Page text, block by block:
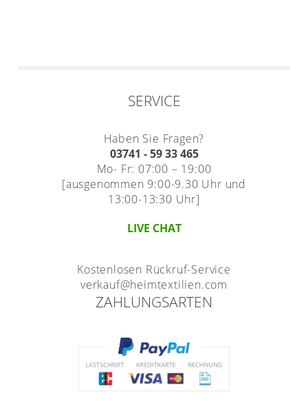
SERVICE
Haben Sie Fragen?
03741 - 59 33 465
Mo- Fr: 07:00 – 19:00
[ausgenommen 9:00-9.30 Uhr und
13:00-13:30 Uhr]
LIVE CHAT
Kostenlosen Rückruf-Service
verkauf@heimtextilien.com
ZAHLUNGSARTEN